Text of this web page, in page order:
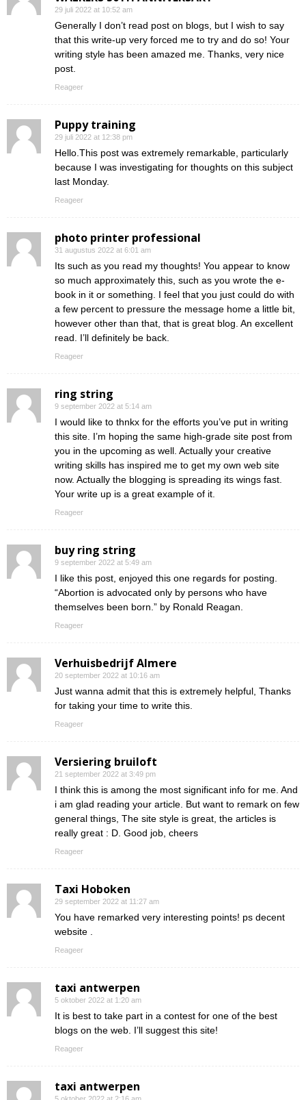
29 juli 2022 at 10:52 am
Generally I don’t read post on blogs, but I wish to say
that this write-up very forced me to try and do so! Your
writing style has been amazed me. Thanks, very nice
post.
Reageer
Puppy training
29 juli 2022 at 12:38 pm
Hello.This post was extremely remarkable, particularly
because I was investigating for thoughts on this subject
last Monday.
Reageer
photo printer professional
31 augustus 2022 at 6:01 am
Its such as you read my thoughts! You appear to know
so much approximately this, such as you wrote the e-
book in it or something. I feel that you just could do with
a few percent to pressure the message home a little bit,
however other than that, that is great blog. An excellent
read. I’ll definitely be back.
Reageer
ring string
9 september 2022 at 5:14 am
I would like to thnkx for the efforts you’ve put in writing
this site. I’m hoping the same high-grade site post from
you in the upcoming as well. Actually your creative
writing skills has inspired me to get my own web site
now. Actually the blogging is spreading its wings fast.
Your write up is a great example of it.
Reageer
buy ring string
9 september 2022 at 5:49 am
I like this post, enjoyed this one regards for posting.
“Abortion is advocated only by persons who have
themselves been born.” by Ronald Reagan.
Reageer
Verhuisbedrijf Almere
20 september 2022 at 10:16 am
Just wanna admit that this is extremely helpful, Thanks
for taking your time to write this.
Reageer
Versiering bruiloft
21 september 2022 at 3:49 pm
I think this is among the most significant info for me. And
i am glad reading your article. But want to remark on few
general things, The site style is great, the articles is
really great : D. Good job, cheers
Reageer
Taxi Hoboken
29 september 2022 at 11:27 am
You have remarked very interesting points! ps decent
website .
Reageer
taxi antwerpen
5 oktober 2022 at 1:20 am
It is best to take part in a contest for one of the best
blogs on the web. I’ll suggest this site!
Reageer
taxi antwerpen